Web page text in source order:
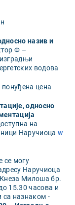
назив и
Ф –
водова
понуђена цена
односно
на
Наручиоца w
се могу
Наручиоца
Милоша бр.
15.30 часова и
са назнаком -